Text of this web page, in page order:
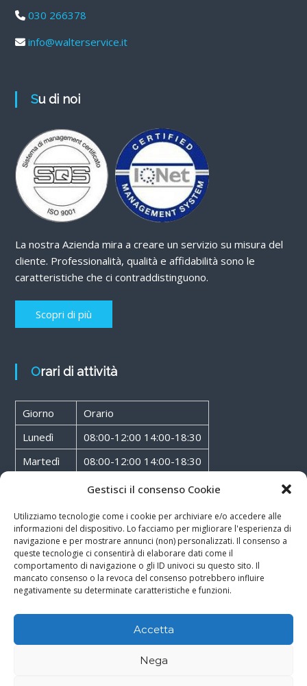
Gestisci il consenso Cookie
Utilizziamo tecnologie come i cookie per archiviare e/o accedere alle
informazioni del dispositivo. Lo facciamo per migliorare l'esperienza di
navigazione e per mostrare annunci (non) personalizzati. Il consenso a
queste tecnologie ci consentirà di elaborare dati come il
comportamento di navigazione o gli ID univoci su questo sito. Il
mancato consenso o la revoca del consenso potrebbero influire
negativamente su determinate caratteristiche e funzioni.
Accetta
Nega
030 266378
info@walterservice.it
Su di noi
La nostra Azienda mira a creare un servizio su misura del
cliente. Professionalità, qualità e affidabilità sono le
caratteristiche che ci contraddistinguono.
Scopri di più
Orari di attività
Giorno
Orario
Lunedì
08:00-12:00 14:00-18:30
Martedì
08:00-12:00 14:00-18:30
08:00-12:00 14:00-18:30
Giovedì
08:00-12:00 14:00-18:30
Venerdì
08:00-12:00 14:00-18:30
Sabato
08:00-12:00
Rossoxweb